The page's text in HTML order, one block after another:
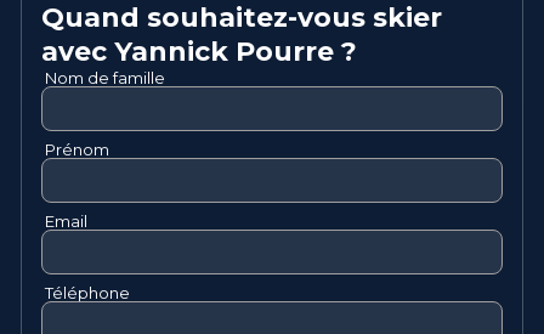
Quand souhaitez-vous skier
avec Yannick Pourre ?
Nom de famille
Prénom
Email
Téléphone